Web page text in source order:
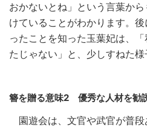
おかないとね」という言葉か
けていることがわかります。
ったことを知った玉葉妃は、
たじゃない」と、少しすねた様
簪を贈る意味2 優秀な人材を勧
園遊会は、文官や武官が普